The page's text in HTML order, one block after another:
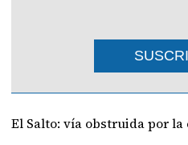
El Salto: vía obstruida por la